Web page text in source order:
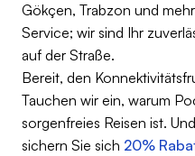
Gökçen, Trabzon und
Service; wir sind Ihr
auf der Straße.
Bereit, den
Tauchen wir ein, warum
sorgenfreies Reisen ist.
sichern Sie sich 20%